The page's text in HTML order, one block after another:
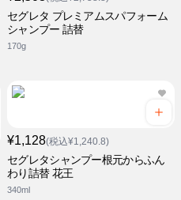
セグレタ プレミアムスパフォーム
シャンプー 詰替
170g
¥1,128(税込¥1,240.8)
セグレタシャンプー根元からふん
わり詰替 花王
340ml